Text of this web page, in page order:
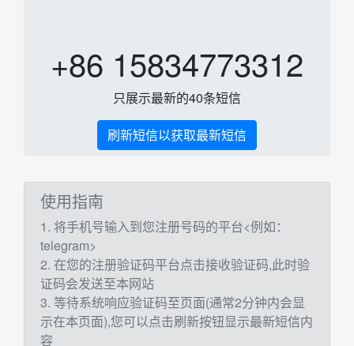
+86 15834773312
只展示最新的40条短信
刷新短信以获取最新短信
使用指南
1. 将手机号输入到您注册号码的平台<例如：
telegram>
2. 在您的注册验证码平台点击接收验证码,此时验
证码会发送至本网站
3. 等待系统响应验证码至页面(通常2分钟内会显
示在本页面),您可以点击刷新按钮显示最新短信内
容